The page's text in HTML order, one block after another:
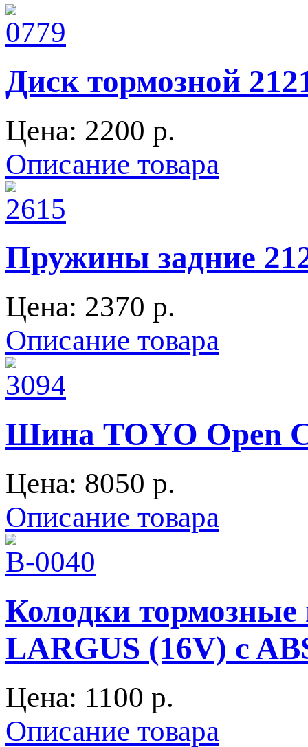
Диск тормозной
Цена: 2200 p.
Описание товара
Пружины задние
Цена: 2370 p.
Описание товара
Шина TOYO Open
Цена: 8050 p.
Описание товара
Колодки тормозные
LARGUS (16V) c
Цена: 1100 p.
Описание товара